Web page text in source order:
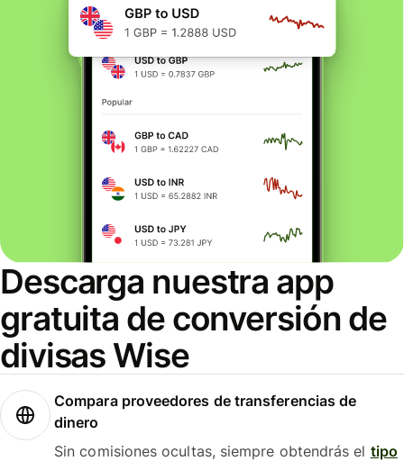
Descarga nuestra app
gratuita de conversión de
divisas Wise
Compara proveedores de transferencias de
dinero
Sin comisiones ocultas, siempre obtendrás el tipo